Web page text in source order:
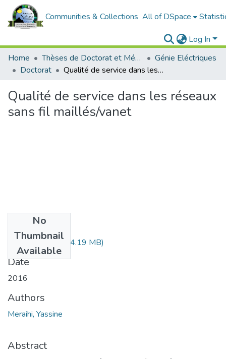
Communities & Collections All of DSpace
Log In
Home
Thèses de Doctorat et Mémoires de Magister
Génie Eléctriques
Doctorat
Qualité de service dans les réseaux sans fil maillés/vanet
Qualité de service dans les réseaux
sans fil maillés/vanet
No
Thumbnail
Available
MERAIHI.pdf (4.19 MB)
Date
2016
Authors
Meraihi, Yassine
Abstract